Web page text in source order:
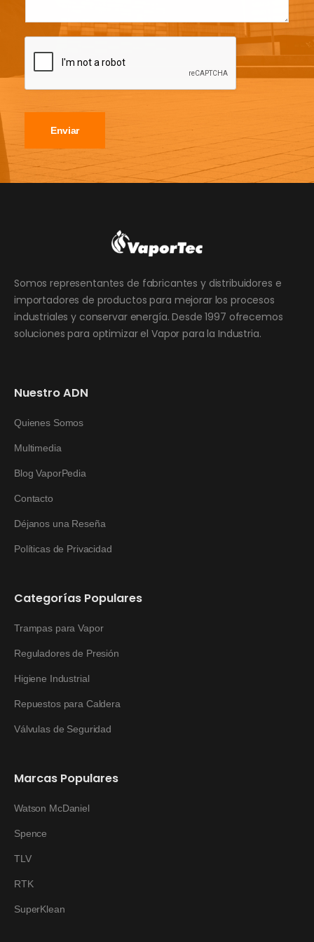
Enviar
Somos representantes de fabricantes y distribuidores e
importadores de productos para mejorar los procesos
industriales y conservar energía. Desde 1997 ofrecemos
soluciones para optimizar el Vapor para la Industria.
Nuestro ADN
Quienes Somos
Multimedia
Blog VaporPedia
Contacto
Déjanos una Reseña
Políticas de Privacidad
Categorías Populares
Trampas para Vapor
Reguladores de Presión
Higiene Industrial
Repuestos para Caldera
Válvulas de Seguridad
Marcas Populares
Watson McDaniel
Spence
TLV
RTK
SuperKlean